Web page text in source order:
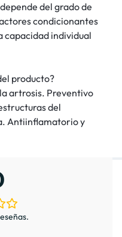
del grado de
condicionantes
capacidad individual
producto?
artrosis. Preventivo
del
Antiinflamatorio y